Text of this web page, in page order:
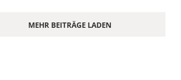
MEHR BEITRÄGE LADEN